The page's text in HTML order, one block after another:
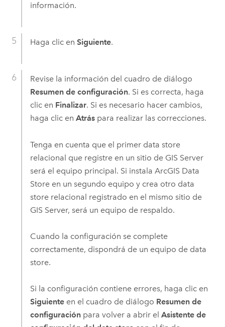
información.
Haga clic en Siguiente.
Revise la información del cuadro de diálogo
Resumen de configuración. Si es correcta, haga
clic en Finalizar. Si es necesario hacer cambios,
haga clic en Atráspara realizar las correcciones.
Tenga en cuenta que el primer data store
relacional que registre en un sitio de GIS Server
será el equipo principal. Si instala ArcGIS Data
Storeen un segundo equipo y crea otro data
store relacional registrado en el mismo sitio de
GIS Server, será un equipo de respaldo.
Cuando la configuración se complete
correctamente, dispondrá de un equipo de data
store.
Si la configuración contiene errores, haga clic en
Siguienteen el cuadro de diálogo Resumen de
configuraciónpara volver a abrir el Asistente de